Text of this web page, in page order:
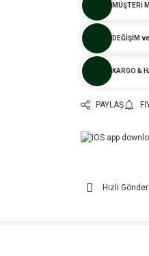
MÜŞTERİ
DEĞİŞİM
KARGO &
PAYLAŞ
Hızlı Gönderi